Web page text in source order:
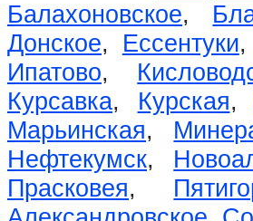
Балахоновское,
Донское, Ессентуки,
Ипатово,
Курсавка, Курская,
Марьинская,
Нефтекумск,
Прасковея,